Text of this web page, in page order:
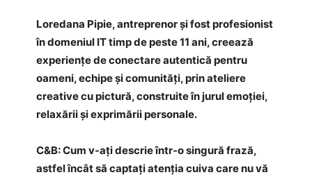
Loredana Pipie, antreprenor și fost profesionist
în domeniul IT timp de peste 11 ani, creează
experiențe de conectare autentică pentru
oameni, echipe și comunități, prin ateliere
creative cu pictură, construite în jurul emoției,
relaxării și exprimării personale.
C&B: Cum v-ați descrie într-o singură frază,
astfel încât să captați atenția cuiva care nu vă